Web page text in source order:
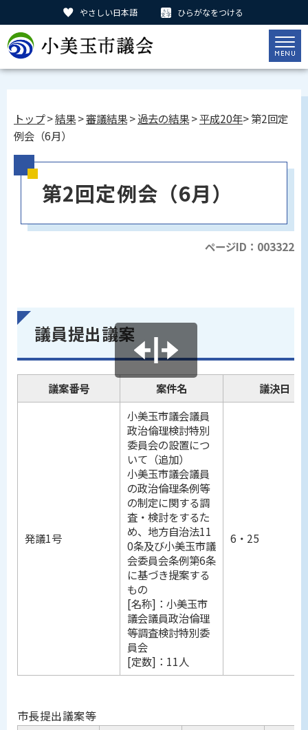
やさしい日本語 ひらがなをつける
トップ>結果>審議結果>過去の結果>平成20年> 第2回定
例会（6月）
第2回定例会（6月）
ページID：003322
議員提出議案
議案番号 案件名 議決日
発議1号
小美玉市議会議員
政治倫理検討特別
委員会の設置につ
いて（追加）
小美玉市議会議員
の政治倫理条例等
の制定に関する調
査・検討をするた
め、地方自治法11
0条及び小美玉市議
会委員会条例第6条
に基づき提案する
もの
[名称]：小美玉市
議会議員政治倫理
等調査検討特別委
員会
[定数]：11人
6・25
市長提出議案等